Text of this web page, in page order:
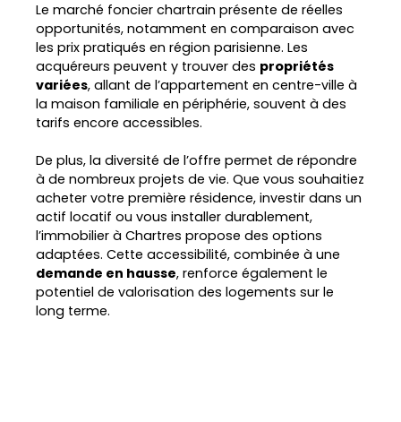
Le marché foncier chartrain présente de réelles
opportunités, notamment en comparaison avec
les prix pratiqués en région parisienne. Les
acquéreurs peuvent y trouver des propriétés
variées, allant de l’appartement en centre-ville à
la maison familiale en périphérie, souvent à des
tarifs encore accessibles.
De plus, la diversité de l’offre permet de répondre
à de nombreux projets de vie. Que vous souhaitiez
acheter votre première résidence, investir dans un
actif locatif ou vous installer durablement,
l’immobilier à Chartres propose des options
adaptées. Cette accessibilité, combinée à une
demande en hausse, renforce également le
potentiel de valorisation des logements sur le
long terme.